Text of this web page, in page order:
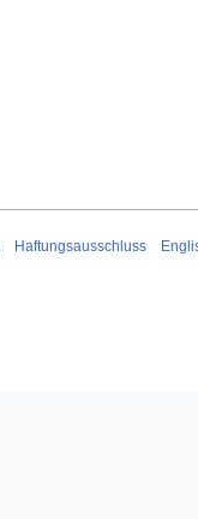
Haftungsausschluss